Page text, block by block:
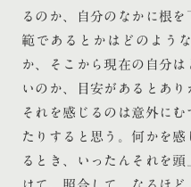
るのか、自分のなかに根
範であるとかはどのよう
か、そこから現在の自分
いのか、目安があるとあ
それを感じるのは意外に
たりすると思う。何かを
るとき、いったんそれを